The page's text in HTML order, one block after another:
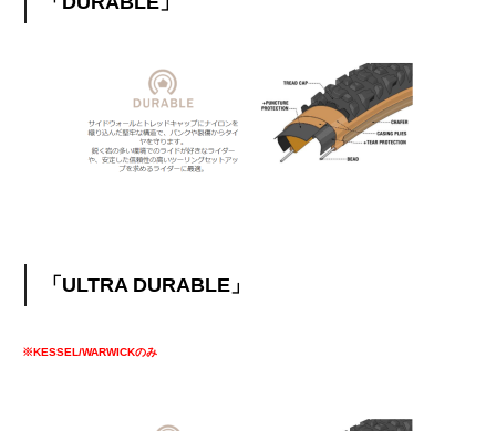
「ULTRA DURABLE」
※KESSEL/WARWICKのみ